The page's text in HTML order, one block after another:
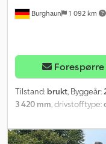
Burghaun 1 092 km
Forespørre
Tilstand: brukt, Byggeår:
3 420 mm, drivstofftype: